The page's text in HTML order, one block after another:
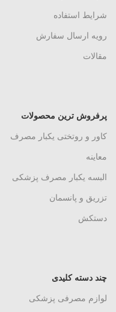
شرایط استفاده
رویه ارسال سفارش
مقالات
پرفروش ترین محصولات
کاور و روتختی یکبار مصرف
معاینه
البسه یکبار مصرف پزشکی
تزریق و پانسمان
دستکش
چند دسته کلیدی
لوازم مصرفی پزشکی